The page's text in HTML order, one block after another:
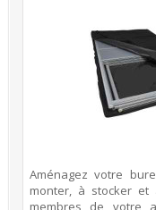
Aménagez votre
monter, à stocker et
membres de votre